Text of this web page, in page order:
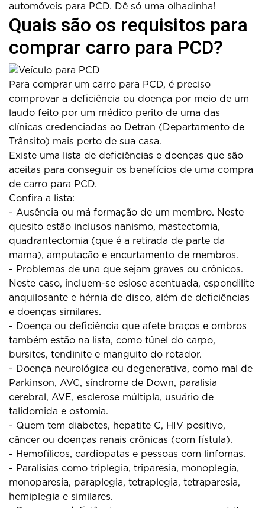
automóveis para PCD. Dê só uma olhadinha!
Quais são os requisitos para
comprar carro para PCD?
Para comprar um carro para PCD, é preciso
comprovar a deficiência ou doença por meio de um
laudo feito por um médico perito de uma das
clínicas credenciadas ao Detran (Departamento de
Trânsito) mais perto de sua casa.
Existe uma lista de deficiências e doenças que são
aceitas para conseguir os benefícios de uma compra
de carro para PCD.
Confira a lista:
- Ausência ou má formação de um membro. Neste
quesito estão inclusos nanismo, mastectomia,
quadrantectomia (que é a retirada de parte da
mama), amputação e encurtamento de membros.
- Problemas de una que sejam graves ou crônicos.
Neste caso, incluem-se esiose acentuada, espondilite
anquilosante e hérnia de disco, além de deficiências
e doenças similares.
- Doença ou deficiência que afete braços e ombros
também estão na lista, como túnel do carpo,
bursites, tendinite e manguito do rotador.
- Doença neurológica ou degenerativa, como mal de
Parkinson, AVC, síndrome de Down, paralisia
cerebral, AVE, esclerose múltipla, usuário de
talidomida e ostomia.
- Quem tem diabetes, hepatite C, HIV positivo,
câncer ou doenças renais crônicas (com fístula).
- Hemofílicos, cardiopatas e pessoas com linfomas.
- Paralisias como triplegia, triparesia, monoplegia,
monoparesia, paraplegia, tetraplegia, tetraparesia,
hemiplegia e similares.